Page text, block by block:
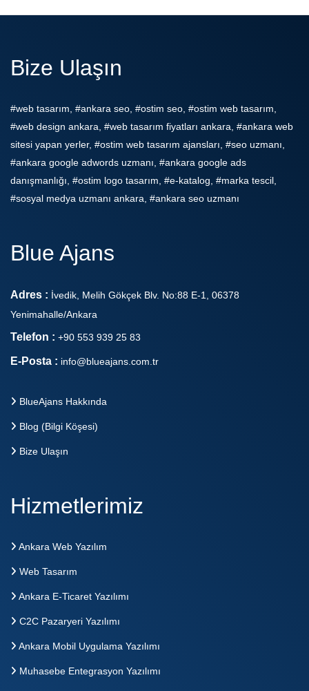
Bize Ulaşın
#web tasarım, #ankara seo, #ostim seo, #ostim web tasarım,
#web design ankara, #web tasarım fiyatları ankara, #ankara web
sitesi yapan yerler, #ostim web tasarım ajansları, #seo uzmanı,
#ankara google adwords uzmanı, #ankara google ads
danışmanlığı, #ostim logo tasarım, #e-katalog, #marka tescil,
#sosyal medya uzmanı ankara, #ankara seo uzmanı
Blue Ajans
Adres : İvedik, Melih Gökçek Blv. No:88 E-1, 06378
Yenimahalle/Ankara
Telefon : +90 553 939 25 83
E-Posta : info@blueajans.com.tr
BlueAjans Hakkında
Blog (Bilgi Köşesi)
Bize Ulaşın
Hizmetlerimiz
Ankara Web Yazılım
Web Tasarım
Ankara E-Ticaret Yazılımı
C2C Pazaryeri Yazılımı
Ankara Mobil Uygulama Yazılımı
Muhasebe Entegrasyon Yazılımı